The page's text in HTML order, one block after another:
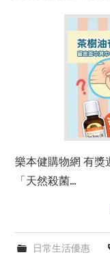
樂本健購物網 有獎
「天然殺菌…
日常生活優惠